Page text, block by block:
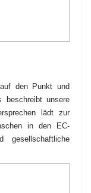
den Punkt und
unsere
lädt zur
in den EC-
gesellschaftliche